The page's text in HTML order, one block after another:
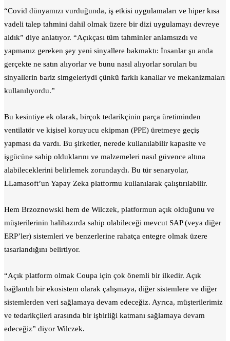
“Covid dünyamızı vurduğunda, iş etkisi uygulamaları ve hiper kısa
vadeli talep tahmini dahil olmak üzere bir dizi uygulamayı devreye
aldık” diye anlatıyor. “Açıkçası tüm tahminler anlamsızdı ve
yapmanız gereken şey yeni sinyallere bakmaktı: İnsanlar şu anda
gerçekte ne satın alıyorlar ve bunu nasıl alıyorlar soruları bu
sinyallerin bariz simgeleriydi çünkü farklı kanallar ve mekanizmaları
kullanılıyordu.”
Bu kesintiye ek olarak, birçok tedarikçinin parça üretiminden
ventilatör ve kişisel koruyucu ekipman (PPE) üretmeye geçiş
yapması da vardı. Bu şirketler, nerede kullanılabilir kapasite ve
işgücüne sahip olduklarını ve malzemeleri nasıl güvence altına
alabileceklerini belirlemek zorundaydı. Bu tür senaryolar,
LLamasoft’un Yapay Zeka platformu kullanılarak çalıştırılabilir.
Hem Brzoznowski hem de Wilczek, platformun açık olduğunu ve
müşterilerinin halihazırda sahip olabileceği mevcut SAP (veya diğer
ERP’ler) sistemleri ve benzerlerine rahatça entegre olmak üzere
tasarlandığını belirtiyor.
“Açık platform olmak Coupa için çok önemli bir ilkedir. Açık
bağlantılı bir ekosistem olarak çalışmaya, diğer sistemlere ve diğer
sistemlerden veri sağlamaya devam edeceğiz. Ayrıca, müşterilerimiz
ve tedarikçileri arasında bir işbirliği katmanı sağlamaya devam
edeceğiz” diyor Wilczek.